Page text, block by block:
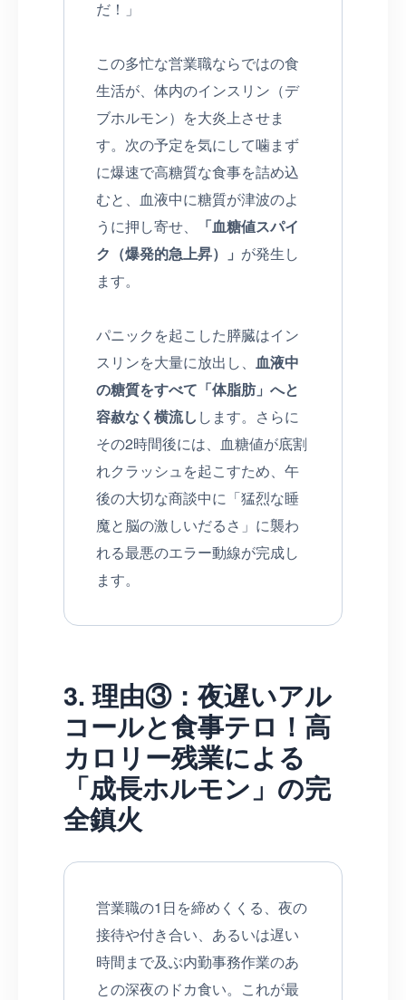
だ！」
この多忙な営業職ならではの食
生活が、体内のインスリン（デ
ブホルモン）を大炎上させま
す。次の予定を気にして噛まず
に爆速で高糖質な食事を詰め込
むと、血液中に糖質が津波のよ
うに押し寄せ、
「血糖値スパイ
ク（爆発的急上昇）」 が発生し
ます。
パニックを起こした膵臓はイン
スリンを大量に放出し、 血液中
の糖質をすべて「体脂肪」へと
容赦なく横流し します。さらに
その2時間後には、血糖値が底割
れクラッシュを起こすため、午
後の大切な商談中に「猛烈な睡
魔と脳の激しいだるさ」に襲わ
れる最悪のエラー動線が完成し
ます。
3. 理由③：夜遅いアル
コールと食事テロ！高
カロリー残業による
「成長ホルモン」の完
全鎮火
営業職の1日を締めくくる、夜の
接待や付き合い、あるいは遅い
時間まで及ぶ内勤事務作業のあ
との深夜のドカ食い。これが最